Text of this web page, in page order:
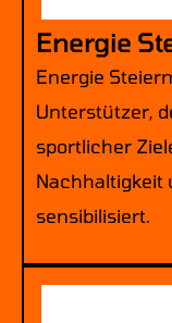
Energie
Energie
Unterstützer,
sportlicher
Nachhaltigkeit
sensibilisiert.